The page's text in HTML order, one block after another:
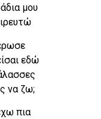
μου
εδώ
να ζω;
πια